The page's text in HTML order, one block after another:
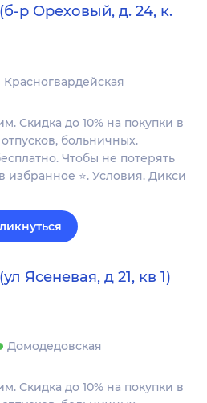
р Ореховый, д. 24, к.
Красногвардейская
Скидка до 10% на покупки в
больничных.
Чтобы не потерять
избранное ⭐. Условия. Дикси
Ясеневая, д 21, кв 1)
Домодедовская
Скидка до 10% на покупки в